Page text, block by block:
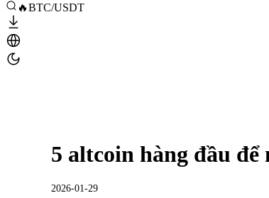
🔥BTC/USDT
5 altcoin hàng đầu để
2026-01-29